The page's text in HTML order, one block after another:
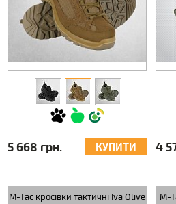
5 668 грн. КУПИТИ 4
M-Tac кросівки тактичні Iva Olive
M-